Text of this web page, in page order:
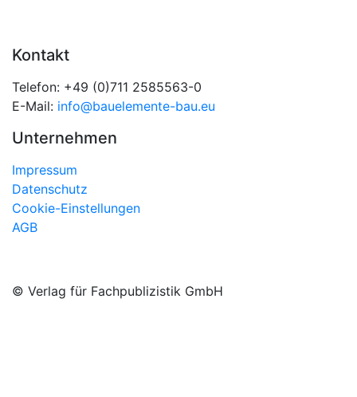
Kontakt
Telefon: +49 (0)711 2585563-0
E-Mail: info@bauelemente-bau.eu
Unternehmen
Impressum
Datenschutz
Cookie-Einstellungen
AGB
© Verlag für Fachpublizistik GmbH